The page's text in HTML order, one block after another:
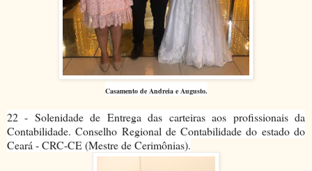
Casamento de Andreiae Augusto.
22 - Solenidade de Entrega das carteiras aos profissionais da
Contabilidade. Conselho Regional de Contabilidade do estado do
Ceará - CRC-CE (Mestre de Cerimônias).